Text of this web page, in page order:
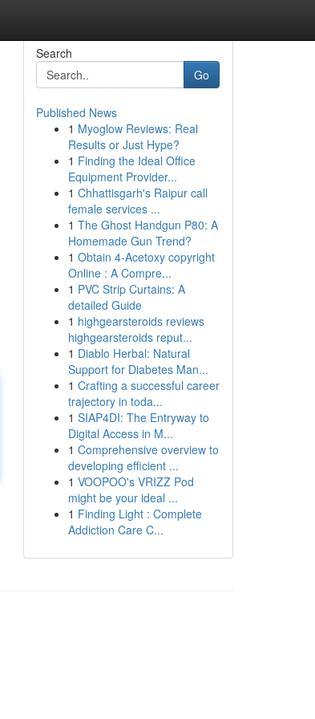
Search
Go
Published News
1 Myoglow Reviews: Real
Results or Just Hype?
1 Finding the Ideal Office
Equipment Provider...
1 Chhattisgarh's Raipur call
female services ...
1 The Ghost Handgun P80: A
Homemade Gun Trend?
1 Obtain 4-Acetoxy copyright
Online : A Compre...
1 PVC Strip Curtains: A
detailed Guide
1 highgearsteroids reviews
highgearsteroids reput...
1 Diablo Herbal: Natural
Support for Diabetes Man...
1 Crafting a successful career
trajectory in toda...
1 SIAP4DI: The Entryway to
Digital Access in M...
1 Comprehensive overview to
developing efficient ...
1 VOOPOO's VRIZZ Pod
might be your ideal ...
1 Finding Light : Complete
Addiction Care C...